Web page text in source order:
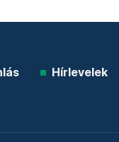
Hírlevelek